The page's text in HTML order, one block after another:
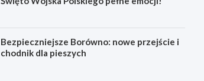
Bezpieczniejsze Borówno: nowe przejście i
chodnik dla pieszych